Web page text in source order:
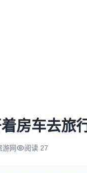
房车去旅
游网 阅读 27